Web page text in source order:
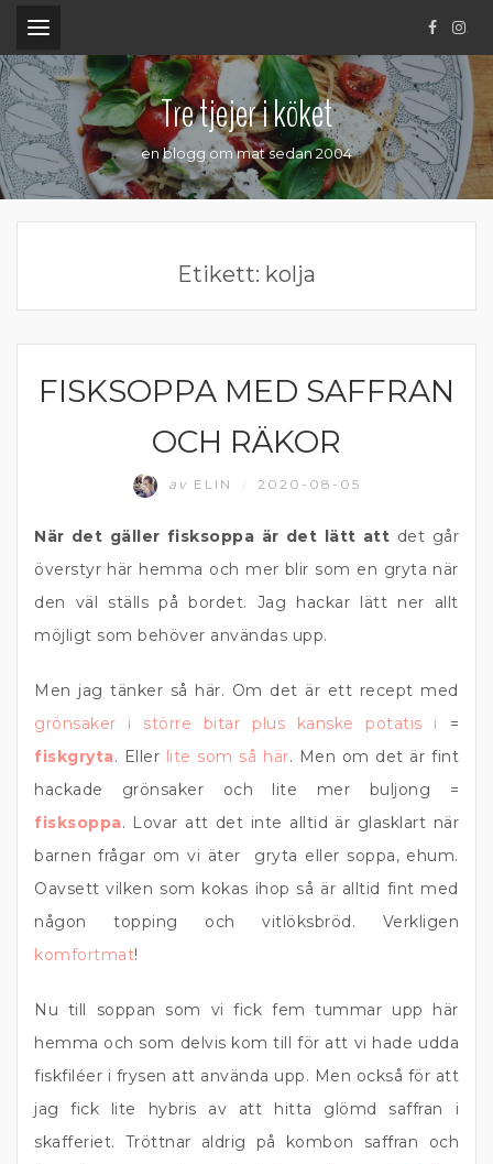
.
Tre tjejer i köket
en blogg om mat sedan 2004
Etikett: kolja
FISK
FISKSOPPA MED SAFFRAN
OCH RÄKOR
av ELIN 2020-08-05
När det gäller fisksoppa är det lätt att det går
överstyr här hemma och mer blir som en gryta när
den väl ställs på bordet. Jag hackar lätt ner allt
möjligt som behöver användas upp.
Men jag tänker så här. Om det är ett recept med
grönsaker i större bitar plus kanske potatis i =
fiskgryta. Eller lite som så här. Men om det är fint
hackade grönsaker och lite mer buljong =
fisksoppa. Lovar att det inte alltid är glasklart när
barnen frågar om vi äter gryta eller soppa, ehum.
Oavsett vilken som kokas ihop så är alltid fint med
någon topping och vitlöksbröd. Verkligen
komfortmat!
Nu till soppan som vi fick fem tummar upp här
hemma och som delvis kom till för att vi hade udda
fiskfiléer i frysen att använda upp. Men också för att
jag fick lite hybris av att hitta glömd saffran i
skafferiet. Tröttnar aldrig på kombon saffran och